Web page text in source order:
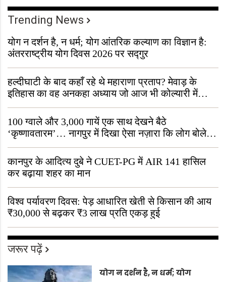
Trending News
योग न दर्शन है, न धर्म; योग आंतरिक कल्याण का विज्ञान है:
अंतरराष्ट्रीय योग दिवस 2026 पर सद्गुर
हल्दीघाटी के बाद कहाँ रहे थे महाराणा प्रताप? मेवाड़ के
इतिहास का वह अनकहा अध्याय जो आज भी कोल्यारी में
जीवित है
100 ग्वाले और 3,000 गायें एक साथ देखने बैठे
‘कृष्णावतारम’… नागपुर में दिखा ऐसा नज़ारा कि लोग बोले,
“ऐसा तो सिर्फ़ कृष्ण ही कर सकते हैं”
कानपुर के आदित्य दुबे ने CUET-PG में AIR 141 हासिल
कर बढ़ाया शहर का मान
विश्व पर्यावरण दिवस: पेड़ आधारित खेती से किसान की आय
₹30,000 से बढ़कर ₹3 लाख प्रति एकड़ हुई
जरूर पढ़ें
योग न दर्शन है, न धर्म; योग